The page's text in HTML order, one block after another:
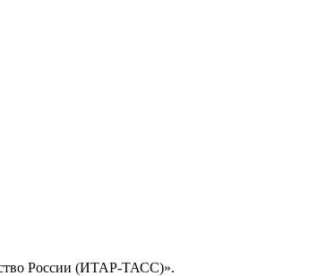
России (ИТАР-ТАСС)».